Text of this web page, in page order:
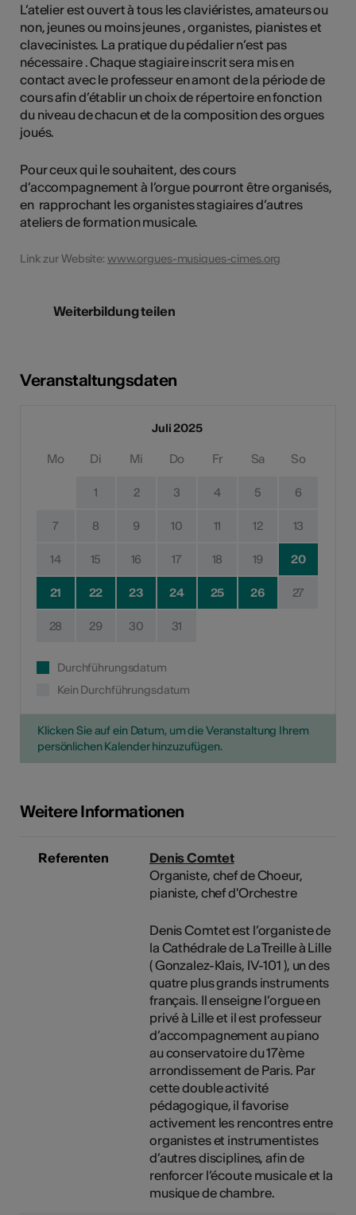
L’atelier est ouvert à tous les claviéristes, amateurs ou
non, jeunes ou moins jeunes , organistes, pianistes et
clavecinistes. La pratique du pédalier n’est pas
nécessaire . Chaque stagiaire inscrit sera mis en
contact avec le professeur en amont de la période de
cours afin d’établir un choix de répertoire en fonction
du niveau de chacun et de la composition des orgues
joués.
Pour ceux qui le souhaitent, des cours
d’accompagnement à l’orgue pourront être organisés,
en rapprochant les organistes stagiaires d’autres
ateliers de formation musicale.
Link zur Website: www.orgues-musiques-cimes.org
Weiterbildung teilen
Veranstaltungsdaten
Juli 2025
Mo Di Mi Do Fr Sa So
1 2 3 4 5 6
7 8 9 10 11 12 13
14 15 16 17 18 19 20
21 22 23 24 25 26 27
28 29 30 31
Durchführungsdatum
Kein Durchführungsdatum
Klicken Sie auf ein Datum, um die Veranstaltung Ihrem
persönlichen Kalender hinzuzufügen.
Weitere Informationen
Referenten
Denis Comtet
Organiste, chef de Choeur,
pianiste, chef d'Orchestre
Denis Comtet est l’organiste de
la Cathédrale de La Treille à Lille
( Gonzalez-Klais, IV-101 ), un des
quatre plus grands instruments
français. Il enseigne l’orgue en
privé à Lille et il est professeur
d’accompagnement au piano
au conservatoire du 17ème
arrondissement de Paris. Par
cette double activité
pédagogique, il favorise
activement les rencontres entre
organistes et instrumentistes
d’autres disciplines, afin de
renforcer l’écoute musicale et la
musique de chambre.